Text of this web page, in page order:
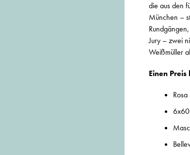
die aus den
München –
Jury – zwei
Weißmüller
Einen
6x60